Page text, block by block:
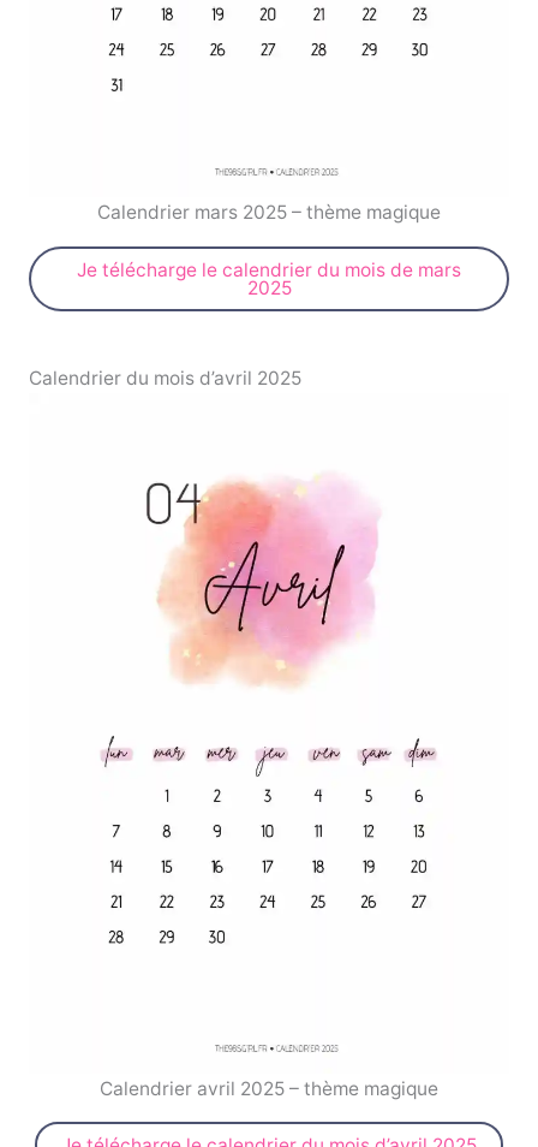
Calendrier mars 2025 – thème magique
Je télécharge le calendrier du mois de mars
2025
Calendrier du mois d’avril 2025
Calendrier avril 2025 – thème magique